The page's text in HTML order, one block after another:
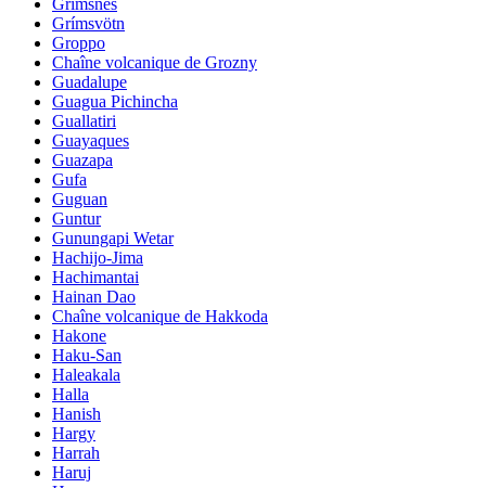
Grímsvötn
Groppo
Chaîne volcanique de Grozny
Guadalupe
Guagua Pichincha
Guallatiri
Guayaques
Guazapa
Gufa
Guguan
Guntur
Gunungapi Wetar
Hachijo-Jima
Hachimantai
Hainan Dao
Chaîne volcanique de Hakkoda
Hakone
Haku-San
Haleakala
Halla
Hanish
Hargy
Harrah
Haruj